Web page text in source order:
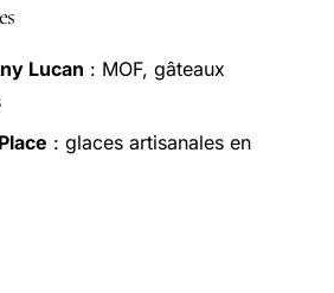
Lucan : MOF, gâteaux
: glaces artisanales en